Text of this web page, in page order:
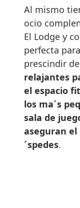
Al mismo
ocio
El Lodge y
perfecta
prescindir
relajantes
el espacio
los ma´s
sala de
aseguran
´spedes.